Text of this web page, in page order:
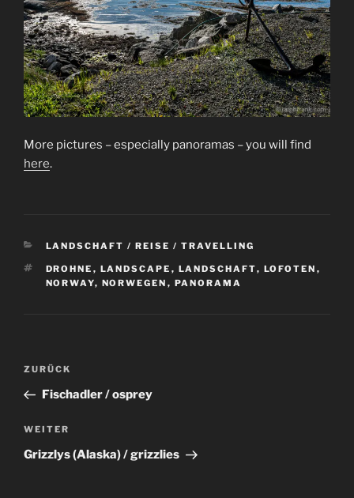
More pictures – especially panoramas – you will find
here.
KATEGORIEN
LANDSCHAFT / REISE / TRAVELLING
SCHLAGWÖRTER
DROHNE , LANDSCAPE , LANDSCHAFT, LOFOTEN ,
NORWAY, NORWEGEN , PANORAMA
Beitragsnavigation
Vorheriger
Beitrag
ZURÜCK
Fischadler / osprey
Nächster
Beitrag
WEITER
Grizzlys (Alaska) / grizzlies